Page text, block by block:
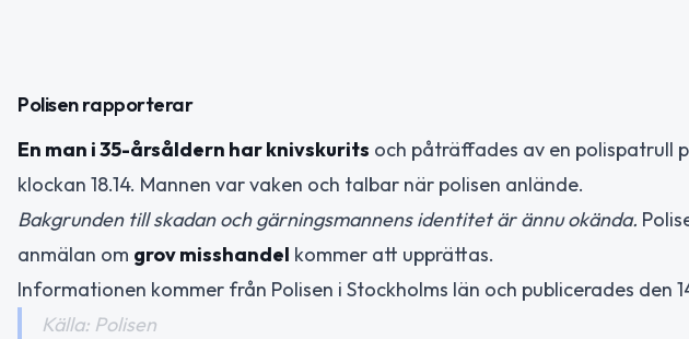
Polisen rapporterar
En man i 35-årsåldern har knivskurits och påträffades av en polispatrull
klockan 18.14. Mannen var vaken och talbar när polisen anlände.
Bakgrunden till skadan och gärningsmannens identitet är ännu okända.
anmälan om grov misshandel kommer att upprättas.
Informationen kommer från Polisen i Stockholms län och publicerades den
Källa: Polisen